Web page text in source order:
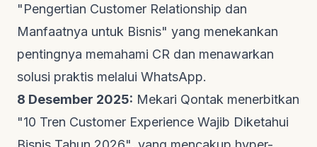
"Pengertian Customer Relationship dan
Manfaatnya untuk Bisnis" yang menekankan
pentingnya memahami CR dan menawarkan
solusi praktis melalui WhatsApp.
8 Desember 2025: Mekari Qontak menerbitkan
"10 Tren Customer Experience Wajib Diketahui